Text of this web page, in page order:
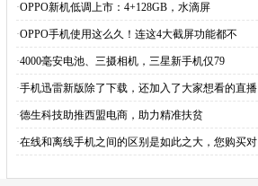
·OPPO新机低调上市：4+128GB，水滴屏
·OPPO手机使用这么久！连这4大截屏功能都不
·4000毫安电池、三摄相机，三星新手机仅79
·手机迅雷新版除了下载，还加入了大家想看的直播
·德生科技助推西盟电商，助力精准扶贫
·在线和离线手机之间的区别是如此之大，您购买对